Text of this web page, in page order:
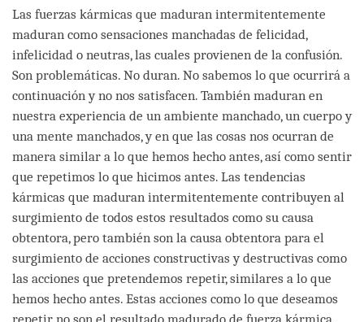
Las fuerzas kármicas que maduran intermitentemente
maduran como sensaciones manchadas de felicidad,
infelicidad o neutras, las cuales provienen de la confusión.
Son problemáticas. No duran. No sabemos lo que ocurrirá a
continuación y no nos satisfacen. También maduran en
nuestra experiencia de un ambiente manchado, un cuerpo y
una mente manchados, y en que las cosas nos ocurran de
manera similar a lo que hemos hecho antes, así como sentir
que repetimos lo que hicimos antes. Las tendencias
kármicas que maduran intermitentemente contribuyen al
surgimiento de todos estos resultados como su causa
obtentora, pero también son la causa obtentora para el
surgimiento de acciones constructivas y destructivas como
las acciones que pretendemos repetir, similares a lo que
hemos hecho antes. Estas acciones como lo que deseamos